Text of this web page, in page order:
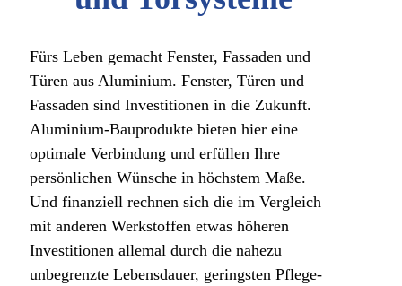
Fürs Leben gemacht Fenster, Fassaden und
Türen aus Aluminium. Fenster, Türen und
Fassaden sind Investitionen in die Zukunft.
Aluminium-Bauprodukte bieten hier eine
optimale Verbindung und erfüllen Ihre
persönlichen Wünsche in höchstem Maße.
Und finanziell rechnen sich die im Vergleich
mit anderen Werkstoffen etwas höheren
Investitionen allemal durch die nahezu
unbegrenzte Lebensdauer, geringsten Pflege-